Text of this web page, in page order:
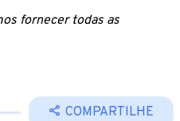
fornecer todas as
COMPARTILHE